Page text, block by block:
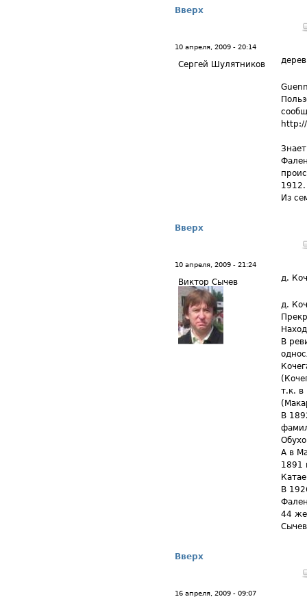
Вверх
10 апреля, 2009 - 20:14
Сергей Шулятников
1912.
Из
Вверх
10 апреля, 2009 - 21:24
Виктор Сычев д.
д.
В
т.к. в
В
А в
1891
В
44
Вверх
16 апреля, 2009 - 09:07